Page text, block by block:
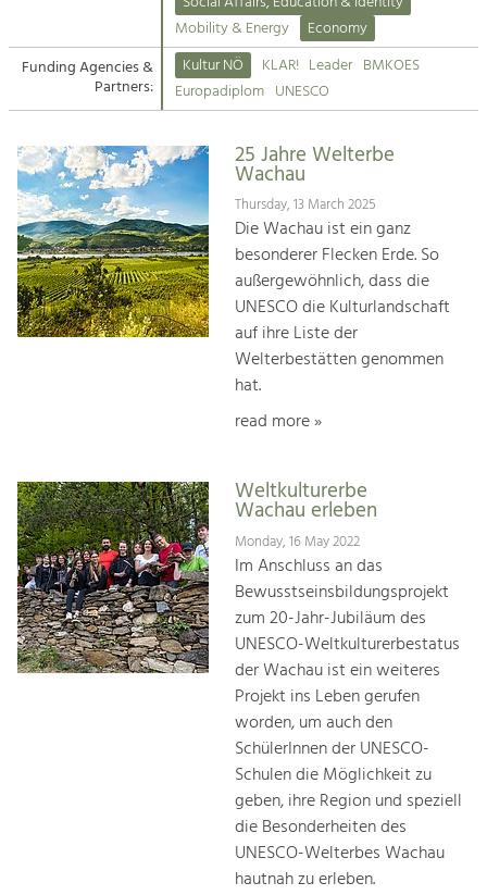
Suche
Impressum
Kontakt
Tourism
Offer Development and Positioning
Art & Culture
Crafts, Science and Research.
Social Affairs, Education
& Identity
Equality, Youth and Integration.
Climate Change, Public Transport and
Increase in Regional Value Added.
Mobility & Energy
Economy
Funding Agencies &
Partners:
Kultur NÖ KLAR! Leader BMKOES
Europadiplom UNESCO
25 Jahre Welterbe
Wachau
Thursday, 13 March 2025
Die Wachau ist ein ganz
besonderer Flecken Erde. So
außergewöhnlich, dass die
UNESCO die Kulturlandschaft
auf ihre Liste der
Welterbestätten genommen
hat.
read more »
Weltkulturerbe
Wachau erleben
Monday, 16 May 2022
Im Anschluss an das
Bewusstseinsbildungsprojekt
zum 20-Jahr-Jubiläum des
UNESCO-Weltkulturerbestatus
der Wachau ist ein weiteres
Projekt ins Leben gerufen
worden, um auch den
SchülerInnen der UNESCO-
Schulen die Möglichkeit zu
geben, ihre Region und speziell
die Besonderheiten des
UNESCO-Welterbes Wachau
hautnah zu erleben.